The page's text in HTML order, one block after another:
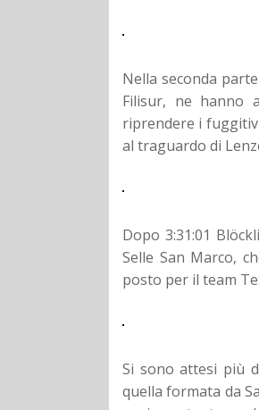
Nella seconda
Filisur, ne hanno
riprendere i
al traguardo di
Dopo 3:31:01
Selle San Marco,
posto per il team
Si sono attesi più
quella formata da